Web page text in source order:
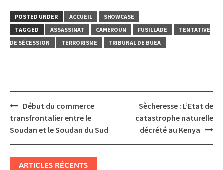
POSTED UNDER ACCUEIL
SHOWCASE
TAGGED
ASSASSINAT CAMEROUN FUSILLADE
TENTATIVE
DE SÉCESSION
TERRORISME TRIBUNAL DE BUEA
Post
navigation
Début du commerce
transfrontalier entre le
Soudan et le Soudan du Sud
Sècheresse : L’Etat de
catastrophe naturelle
décrété au Kenya
ARTICLES RÉCENTS